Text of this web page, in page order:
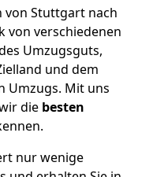
von Stuttgart nach
von verschiedenen
Umzugsguts,
und dem
Umzugs. Mit uns
die besten
nur wenige